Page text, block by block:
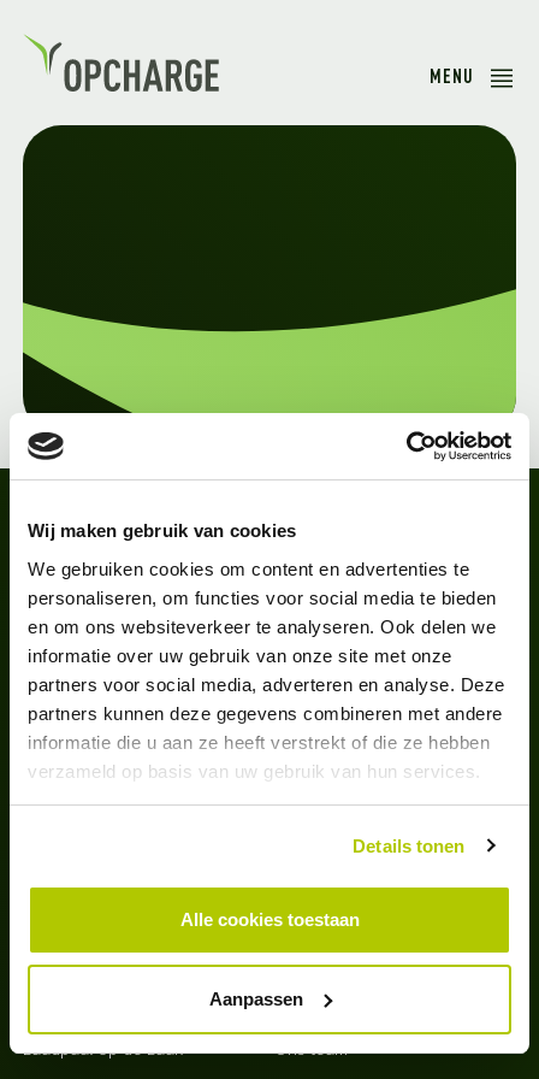
Wij maken gebruik van cookies
We gebruiken cookies om content en advertenties te
personaliseren, om functies voor social media te bieden
en om ons websiteverkeer te analyseren. Ook delen we
informatie over uw gebruik van onze site met onze
partners voor social media, adverteren en analyse. Deze
partners kunnen deze gegevens combineren met andere
informatie die u aan ze heeft verstrekt of die ze hebben
verzameld op basis van uw gebruik van hun services.
Details tonen
Alle cookies toestaan
Aanpassen
MENU
CAREFREE CHARGING SOLUTIONS
contact@opcharge.com
+31 76 78 53 231
Marksingel 2a
Abingdon, Oxford
Laadpaal op de zaak
Over Opcharge
Ons team